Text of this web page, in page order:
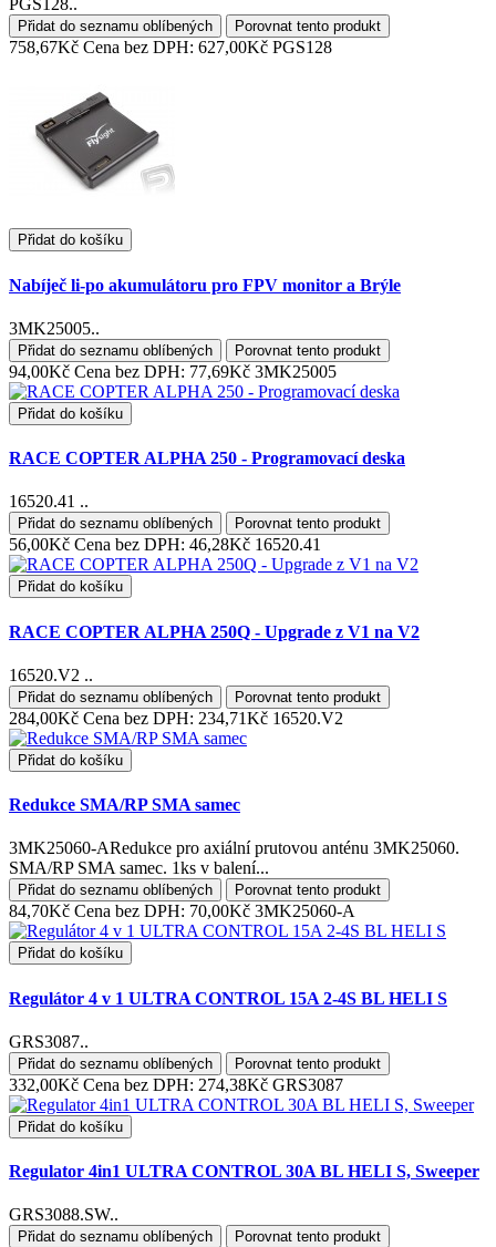
PGS128..
Přidat do seznamu oblíbených Porovnat tento produkt
758,67Kč Cena bez DPH: 627,00Kč PGS128
Přidat do košíku
Nabíječ li-po akumulátoru pro FPV monitor a Brýle
3MK25005..
Přidat do seznamu oblíbených Porovnat tento produkt
94,00Kč Cena bez DPH: 77,69Kč 3MK25005
Přidat do košíku
RACE COPTER ALPHA 250 - Programovací deska
16520.41 ..
Přidat do seznamu oblíbených Porovnat tento produkt
56,00Kč Cena bez DPH: 46,28Kč 16520.41
Přidat do košíku
RACE COPTER ALPHA 250Q - Upgrade z V1 na V2
16520.V2 ..
Přidat do seznamu oblíbených Porovnat tento produkt
284,00Kč Cena bez DPH: 234,71Kč 16520.V2
Přidat do košíku
Redukce SMA/RP SMA samec
3MK25060-ARedukce pro axiální prutovou anténu 3MK25060.
SMA/RP SMA samec. 1ks v balení...
Přidat do seznamu oblíbených Porovnat tento produkt
84,70Kč Cena bez DPH: 70,00Kč 3MK25060-A
Přidat do košíku
Regulátor 4 v 1 ULTRA CONTROL 15A 2-4S BL HELI S
GRS3087..
Přidat do seznamu oblíbených Porovnat tento produkt
332,00Kč Cena bez DPH: 274,38Kč GRS3087
Přidat do košíku
Regulator 4in1 ULTRA CONTROL 30A BL HELI S, Sweeper
GRS3088.SW..
Přidat do seznamu oblíbených Porovnat tento produkt